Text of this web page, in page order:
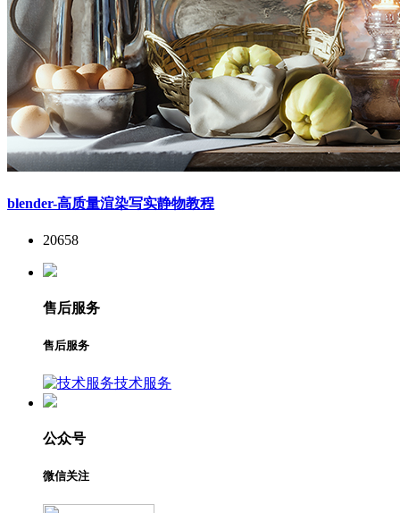
blender-高质量渲染写实静物教程
20658
售后服务
售后服务
技术服务
公众号
微信关注